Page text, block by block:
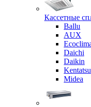
Кассетные
Ballu
AUX
Daichi
Daikin
Kentatsu
Midea